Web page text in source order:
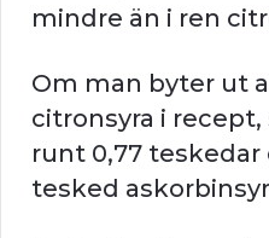
mindre än i ren
Om man byter ut
citronsyra i
runt 0,77 teskedar
tesked